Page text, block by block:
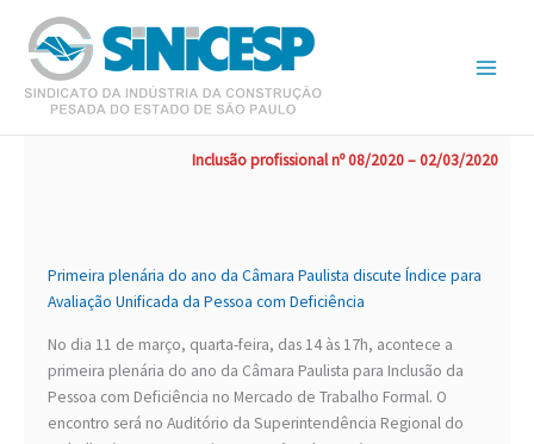
para
conteúdo
Inclusão profissional nº 08/2020 – 02/03/2020
Primeira plenária do ano da Câmara Paulista discute Índice para
Avaliação Unificada da Pessoa com Deficiência
No dia 11 de março, quarta-feira, das 14 às 17h, acontece a
primeira plenária do ano da Câmara Paulista para Inclusão da
Pessoa com Deficiência no Mercado de Trabalho Formal. O
encontro será no Auditório da Superintendência Regional do